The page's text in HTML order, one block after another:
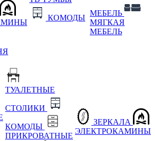
КОМОДЫ
МЕБЕЛЬ
МЯГКАЯ
МЕБЕЛЬ
ТУАЛЕТНЫЕ
СТОЛИКИ
КОМОДЫ
ПРИКРОВАТНЫЕ
ЗЕРКАЛА
ЭЛЕКТРОКАМИНЫ